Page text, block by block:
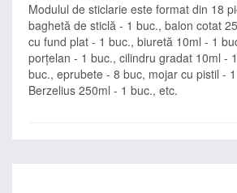
Modulul de sticlarie este format din 18
baghetă de sticlă - 1 buc., balon cotat
cu fund plat - 1 buc., biuretă 10ml - 1
porțelan - 1 buc., cilindru gradat 10ml -
buc., eprubete - 8 buc, mojar cu pistil -
Berzelius 250ml - 1 buc., etc.